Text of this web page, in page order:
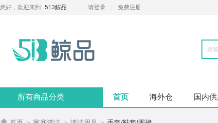
您好，欢迎来到 513鲸品 请登录 免费注册
所有商品分类 首页 海外仓 国内